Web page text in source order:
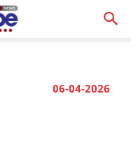
06-04-2026